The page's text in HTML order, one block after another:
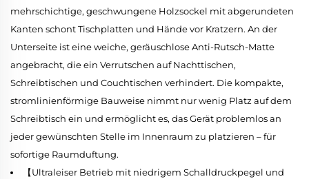
mehrschichtige, geschwungene Holzsockel mit abgerundeten
Kanten schont Tischplatten und Hände vor Kratzern. An der
Unterseite ist eine weiche, geräuschlose Anti-Rutsch-Matte
angebracht, die ein Verrutschen auf Nachttischen,
Schreibtischen und Couchtischen verhindert. Die kompakte,
stromlinienförmige Bauweise nimmt nur wenig Platz auf dem
Schreibtisch ein und ermöglicht es, das Gerät problemlos an
jeder gewünschten Stelle im Innenraum zu platzieren – für
sofortige Raumduftung.
【Ultraleiser Betrieb mit niedrigem Schalldruckpegel und